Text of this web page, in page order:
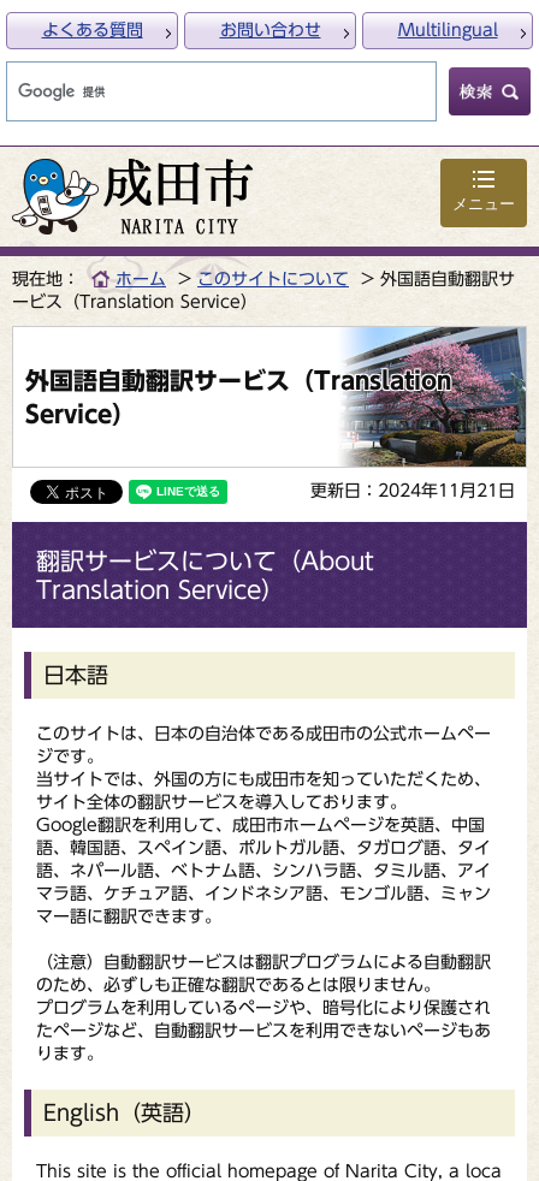
メニュー
よくある質問 お問い合わせ Multilingual
現在地： ホーム このサイトについて
外国語自動翻訳サ
ービス（Translation Service）
外国語自動翻訳サービス（Translation
Service）
更新日：2024年11月21日
翻訳サービスについて（About
Translation Service）
日本語
このサイトは、日本の自治体である成田市の公式ホームペー
ジです。
当サイトでは、外国の方にも成田市を知っていただくため、
サイト全体の翻訳サービスを導入しております。
Google翻訳を利用して、成田市ホームページを英語、中国
語、韓国語、スペイン語、ポルトガル語、タガログ語、タイ
語、ネパール語、ベトナム語、シンハラ語、タミル語、アイ
マラ語、ケチュア語、インドネシア語、モンゴル語、ミャン
マー語に翻訳できます。
（注意）自動翻訳サービスは翻訳プログラムによる自動翻訳
のため、必ずしも正確な翻訳であるとは限りません。
プログラムを利用しているページや、暗号化により保護され
たページなど、自動翻訳サービスを利用できないページもあ
ります。
English（英語）
This site is the official homepage of Narita City, a loca